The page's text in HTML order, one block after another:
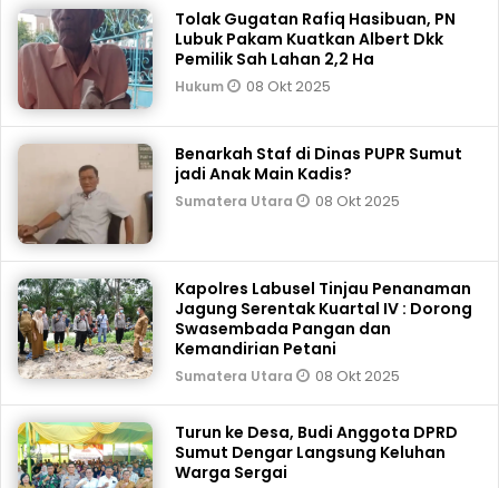
Tolak Gugatan Rafiq Hasibuan, PN
Lubuk Pakam Kuatkan Albert Dkk
Pemilik Sah Lahan 2,2 Ha
Hukum 08 Okt 2025
Benarkah Staf di Dinas PUPR Sumut
jadi Anak Main Kadis?
Sumatera Utara 08 Okt 2025
Kapolres Labusel Tinjau Penanaman
Jagung Serentak Kuartal IV : Dorong
Swasembada Pangan dan
Kemandirian Petani
Sumatera Utara 08 Okt 2025
Turun ke Desa, Budi Anggota DPRD
Sumut Dengar Langsung Keluhan
Warga Sergai